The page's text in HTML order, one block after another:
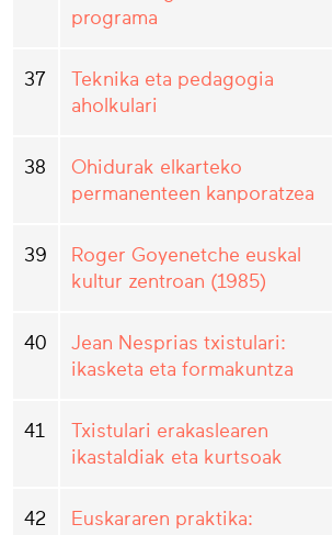
programa
37
Teknika eta pedagogia
aholkulari
38
Ohidurak elkarteko
permanenteen kanporatzea
39
Roger Goyenetche euskal
kultur zentroan (1985)
40
Jean Nesprias txistulari:
ikasketa eta formakuntza
41
Txistulari erakaslearen
ikastaldiak eta kurtsoak
42
Euskararen praktika: